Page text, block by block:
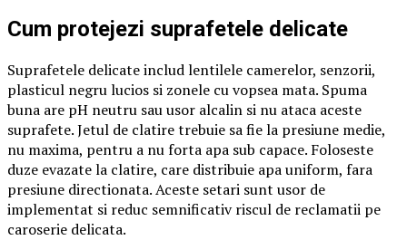
Cum protejezi suprafetele delicate
Suprafetele delicate includ lentilele camerelor, senzorii,
plasticul negru lucios si zonele cu vopsea mata. Spuma
buna are pH neutru sau usor alcalin si nu ataca aceste
suprafete. Jetul de clatire trebuie sa fie la presiune medie,
nu maxima, pentru a nu forta apa sub capace. Foloseste
duze evazate la clatire, care distribuie apa uniform, fara
presiune directionata. Aceste setari sunt usor de
implementat si reduc semnificativ riscul de reclamatii pe
caroserie delicata.